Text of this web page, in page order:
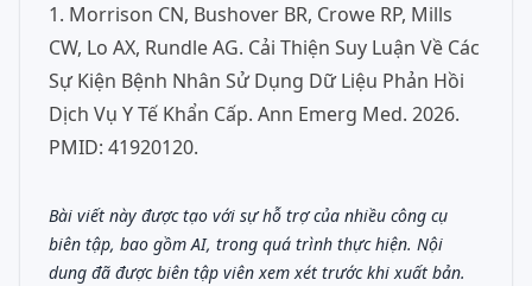
1. Morrison CN, Bushover BR, Crowe RP, Mills
CW, Lo AX, Rundle AG. Cải Thiện Suy Luận Về Các
Sự Kiện Bệnh Nhân Sử Dụng Dữ Liệu Phản Hồi
Dịch Vụ Y Tế Khẩn Cấp. Ann Emerg Med. 2026.
PMID: 41920120.
Bài viết này được tạo với sự hỗ trợ của nhiều công cụ
biên tập, bao gồm AI, trong quá trình thực hiện. Nội
dung đã được biên tập viên xem xét trước khi xuất bản.